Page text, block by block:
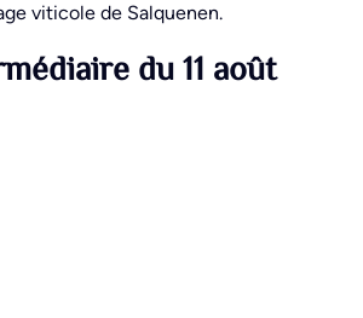
viticole de Salquenen.
du 11 août